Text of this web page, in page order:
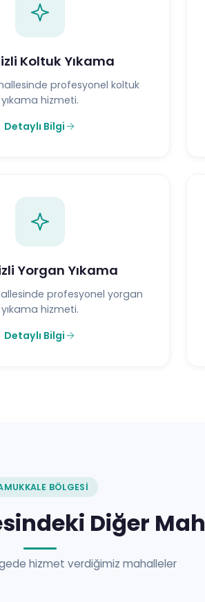
Koltuk Yıkama
profesyonel koltuk
yıkama hizmeti.
Detaylı Bilgi
Yorgan Yıkama
profesyonel yorgan
yıkama hizmeti.
Detaylı Bilgi
BÖLGESI
Diğer
hizmet verdiğimiz mahalleler